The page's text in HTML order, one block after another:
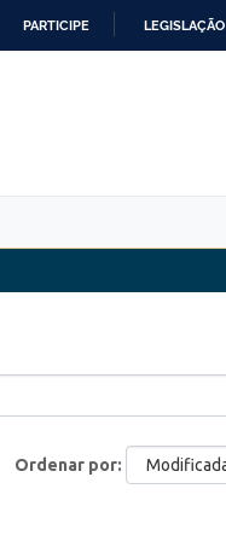
PARTICIPE LEGISLAÇÃO
Ordenar por